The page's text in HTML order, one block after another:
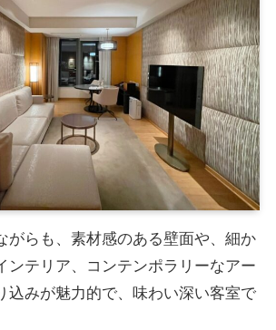
がらも、素材感のある壁面や、細か
ンテリア、コンテンポラリーなアー
込みが魅力的で、味わい深い客室で